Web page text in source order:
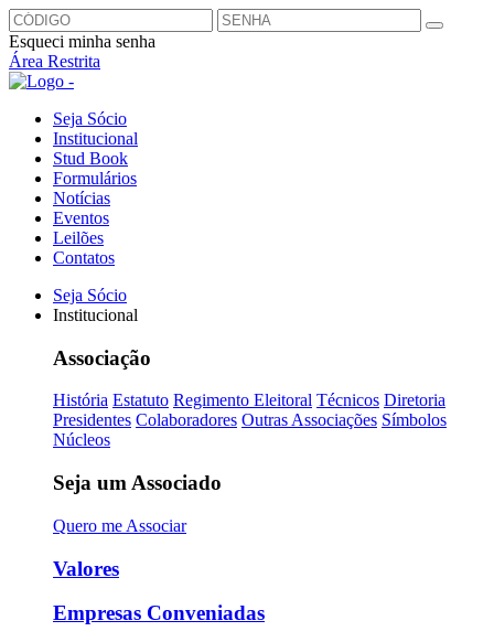
Esqueci minha senha
Área Restrita
Seja Sócio
Institucional
Stud Book
Formulários
Notícias
Eventos
Leilões
Contatos
Seja Sócio
Institucional
Associação
História Estatuto Regimento Eleitoral Técnicos Diretoria
Presidentes Colaboradores Outras Associações Símbolos
Núcleos
Seja um Associado
Quero me Associar
Valores
Empresas Conveniadas